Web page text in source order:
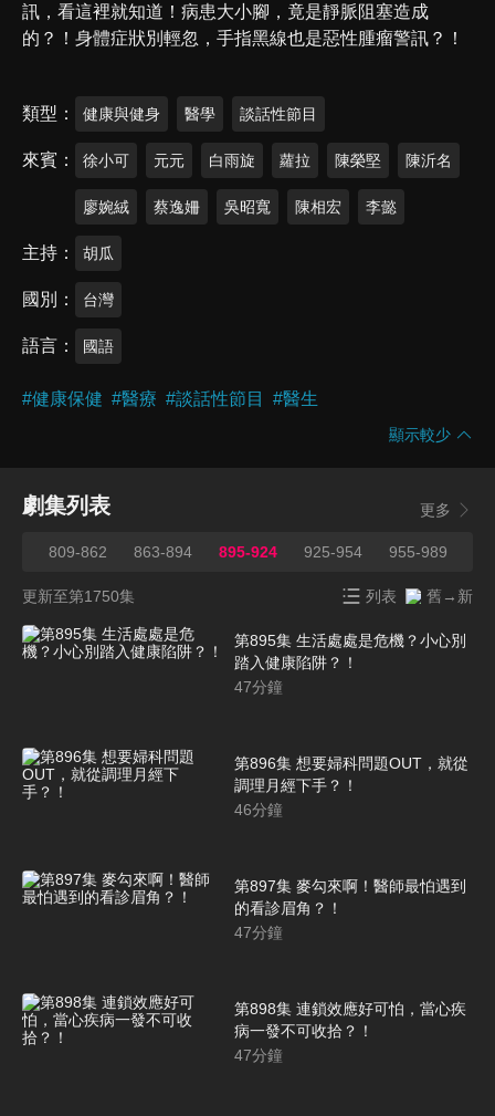
訊，看這裡就知道！病患大小腳，竟是靜脈阻塞造成
的？！身體症狀別輕忽，手指黑線也是惡性腫瘤警訊？！
類型 健康與健身 醫學 談話性節目
來賓 徐小可 元元 白雨旋 蘿拉 陳榮堅 陳沂名
廖婉絨 蔡逸姍 吳昭寬 陳相宏 李懿
主持 胡瓜
國別 台灣
語言 國語
#健康保健 #醫療 #談話性節目 #醫生
顯示較少
劇集列表 更多
809-862 863-894 895-924 925-954 955-989
更新至第1750集 列表 舊→新
第895集 生活處處是危機？小心別
踏入健康陷阱？！
47分鐘
第896集 想要婦科問題OUT，就從
調理月經下手？！
46分鐘
第897集 麥勾來啊！醫師最怕遇到
的看診眉角？！
47分鐘
第898集 連鎖效應好可怕，當心疾
病一發不可收拾？！
47分鐘